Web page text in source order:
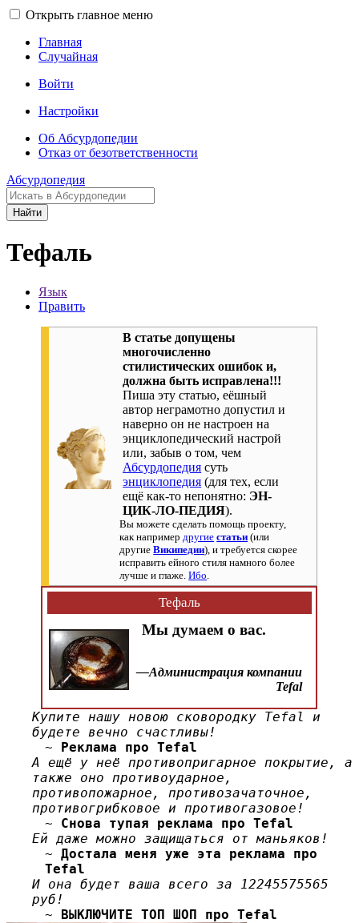
Открыть главное меню
Главная
Случайная
Войти
Настройки
Об Абсурдопедии
Отказ от безответственности
Абсурдопедия
Найти
Тефаль
Язык
Править
В статье допущены
многочисленно
стилистических ошибок и,
должна быть исправлена!!!
Пиша эту статью, еёшный
автор неграмотно допустил и
наверно он не настроен на
энциклопедический настрой
или, забыв о том, чем
Абсурдопедия суть
энциклопедия (для тех, если
ещё как-то непонятно: ЭН-
ЦИК-ЛО-ПЕДИЯ).
Вы можете сделать помощь проекту,
как например другие статьи (или
другиеВикипедии), и требуется скорее
исправить ейного стиля намного более
лучше и глаже.Ибо
Тефаль
Мы думаем о вас.
—Администрация компании
Tefal
Купите нашу новою сковородку Tefal и
будете вечно счастливы!
~ Реклама про Tefal
А ещё у неё противопригарное покрытие, а
также оно противоударное,
противопожарное, противозачаточное,
противогрибковое и противогазовое!
~ Снова тупая реклама про Tefal
Ей даже можно защищаться от маньяков!
~ Достала меня уже эта реклама про
Tefal
И она будет ваша всего за 12245575565
руб!
~ ВЫКЛЮЧИТЕ ТОП ШОП про Tefal